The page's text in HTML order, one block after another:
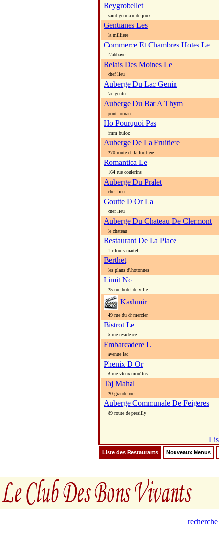
Reygrobellet
saint germain de joux
Gentianes Les
la milliere
Commerce Et Chambres Hotes Le
l\'abbaye
Relais Des Moines Le
chef lieu
Auberge Du Lac Genin
lac genin
Auberge Du Bar A Thym
pont fornant
Ho Pourquoi Pas
imm buloz
Auberge De La Fruitiere
270 route de la fruitiere
Romantica Le
164 rue coulerins
Auberge Du Pralet
chef lieu
Goutte D Or La
chef lieu
Auberge Du Chateau De Clermont
le chateau
Restaurant De La Place
1 r louis martel
Berthet
les plans d\'hotonnes
Limit No
25 rue hotel de ville
Kashmir
49 rue du dr mercier
Bistrot Le
5 rue residence
Embarcadere L
avenue lac
Phenix D Or
6 rue vieux moulins
Taj Mahal
20 grande rue
Auberge Communale De Feigeres
89 route de presilly
Liste des Restaurants Nouveaux Menus